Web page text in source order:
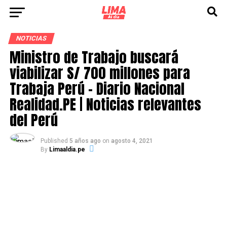
NOTICIAS
Ministro de Trabajo buscará
viabilizar S/ 700 millones para
Trabaja Perú – Diario Nacional
Realidad.PE | Noticias relevantes
del Perú
Published 5 años ago on agosto 4, 2021
By Limaaldia.pe